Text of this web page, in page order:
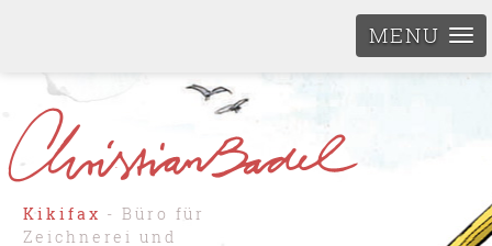
MENU
Kikifax - Büro für
Zeichnerei und